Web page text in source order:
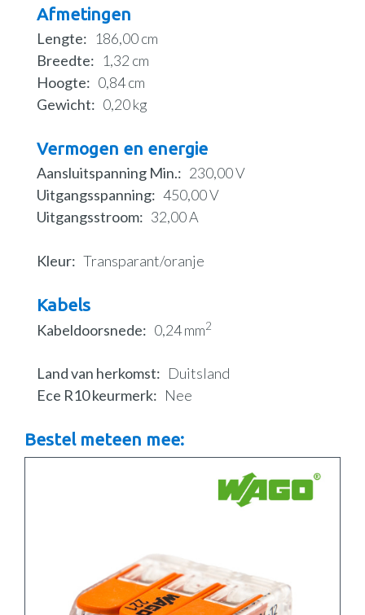
Afmetingen
Lengte
186,00 cm
Breedte
1,32 cm
Hoogte
0,84 cm
Gewicht
0,20 kg
Vermogen en energie
Aansluitspanning Min.
230,00 V
Uitgangsspanning
450,00 V
Uitgangsstroom
32,00 A
Kleur Transparant/oranje
Kabels
Kabeldoorsnede 0,24 mm2
Land van herkomst
Duitsland
Ece R10 keurmerk
Nee
Bestel meteen mee: